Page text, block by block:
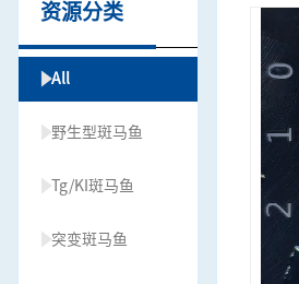
资源分类
All
野生型斑马鱼
Tg/KI斑马鱼
突变斑马鱼